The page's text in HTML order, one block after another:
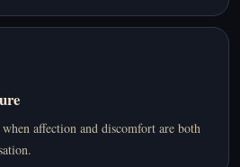
affection and discomfort are both